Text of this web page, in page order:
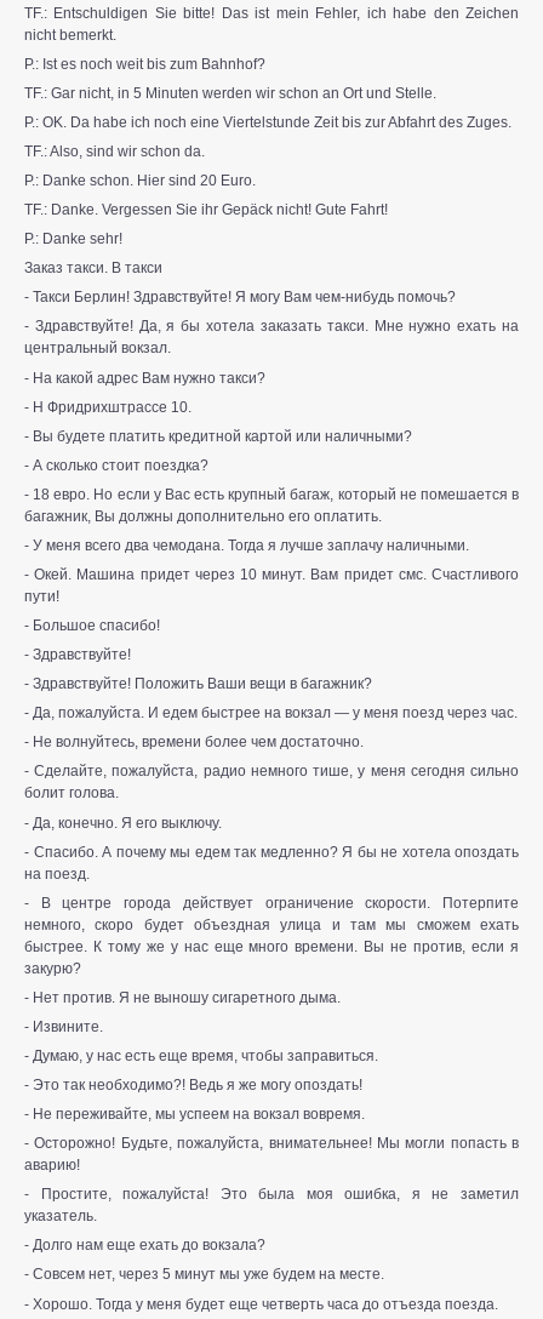
TF.: Entschuldigen Sie bitte! Das ist mein Fehler, ich habe den Zeichen
nicht bemerkt.
P.: Ist es noch weit bis zum Bahnhof?
TF.: Gar nicht, in 5 Minuten werden wir schon an Ort und Stelle.
P.: OK. Da habe ich noch eine Viertelstunde Zeit bis zur Abfahrt des Zuges.
TF.: Also, sind wir schon da.
P.: Danke schon. Hier sind 20 Euro.
TF.: Danke. Vergessen Sie ihr Gepäck nicht! Gute Fahrt!
P.: Danke sehr!
Заказ такси. В такси
- Такси Берлин! Здравствуйте! Я могу Вам чем-нибудь помочь?
- Здравствуйте! Да, я бы хотела заказать такси. Мне нужно ехать на
центральный вокзал.
- На какой адрес Вам нужно такси?
- Н Фридрихштрассе 10.
- Вы будете платить кредитной картой или наличными?
- А сколько стоит поездка?
- 18 евро. Но если у Вас есть крупный багаж, который не помешается в
багажник, Вы должны дополнительно его оплатить.
- У меня всего два чемодана. Тогда я лучше заплачу наличными.
- Окей. Машина придет через 10 минут. Вам придет смс. Счастливого
пути!
- Большое спасибо!
- Здравствуйте!
- Здравствуйте! Положить Ваши вещи в багажник?
- Да, пожалуйста. И едем быстрее на вокзал — у меня поезд через час.
- Не волнуйтесь, времени более чем достаточно.
- Сделайте, пожалуйста, радио немного тише, у меня сегодня сильно
болит голова.
- Да, конечно. Я его выключу.
- Спасибо. А почему мы едем так медленно? Я бы не хотела опоздать
на поезд.
- В центре города действует ограничение скорости. Потерпите
немного, скоро будет объездная улица и там мы сможем ехать
быстрее. К тому же у нас еще много времени. Вы не против, если я
закурю?
- Нет против. Я не выношу сигаретного дыма.
- Извините.
- Думаю, у нас есть еще время, чтобы заправиться.
- Это так необходимо?! Ведь я же могу опоздать!
- Не переживайте, мы успеем на вокзал вовремя.
- Осторожно! Будьте, пожалуйста, внимательнее! Мы могли попасть в
аварию!
- Простите, пожалуйста! Это была моя ошибка, я не заметил
указатель.
- Долго нам еще ехать до вокзала?
- Совсем нет, через 5 минут мы уже будем на месте.
- Хорошо. Тогда у меня будет еще четверть часа до отъезда поезда.